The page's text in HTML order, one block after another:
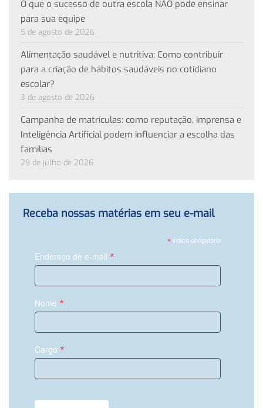
O que o sucesso de outra escola NÃO pode ensinar
para sua equipe
5 de agosto de 2026
Alimentação saudável e nutritiva: Como contribuir
para a criação de hábitos saudáveis no cotidiano
escolar?
3 de agosto de 2026
Campanha de matrículas: como reputação, imprensa e
Inteligência Artificial podem influenciar a escolha das
famílias
29 de julho de 2026
Receba nossas matérias em seu e-mail
*indica obrigatório
Endereço de e-mail *
Nome *
Cargo *